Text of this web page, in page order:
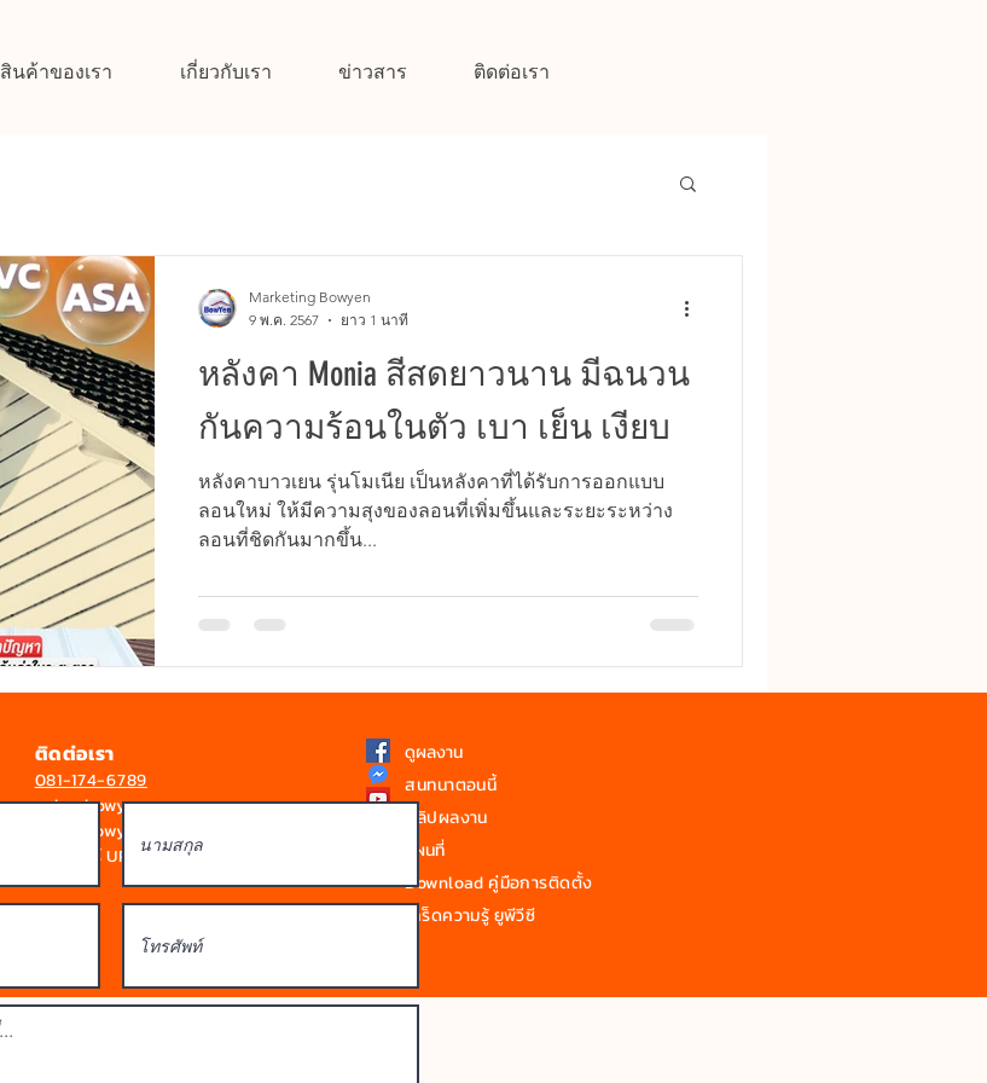
สินค้าของเรา เกี่ยวกับเรา ข่าวสาร ติดต่อเรา
หลังคา Monia สีสดยาวนาน มีฉนวน
กันความร้อนในตัว เบา เย็น เงียบ
หลังคาบาวเยน รุ่นโมเนีย เป็นหลังคาที่ได้รับการออกแบบ
ลอนใหม่ ให้มีความสุงของลอนที่เพิ่มขึ้นและระยะระหว่าง
ลอนที่ชิดกันมากขึ้น...
Marketing Bowyen
9 พ.ค. 2567
ยาว 1 นาที
ติดต่อเรา
081-174-6789
sale@bowyen.com
Line : bowyen
ดูโบรชัวร์ UPVC / SPVC
ดูผลงาน
สนทนาตอนนี้
คลิปผลงาน
แผนที่
Download คู่มือการติดตั้ง
เกร็ดความรู้ ยูพีวีซี